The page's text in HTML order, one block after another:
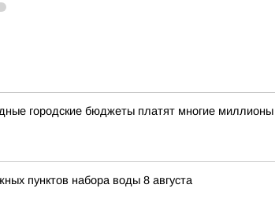
городские бюджеты платят многие миллионы
пунктов набора воды 8 августа